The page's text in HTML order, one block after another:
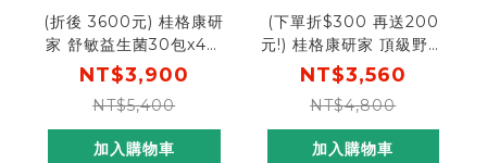
(折後 3600元) 桂格康研
家 舒敏益生菌30包x4盒
[結帳輸入go300，折後
價$3600]
NT$3,900
NT$5,400
加入購物車
(下單折$300 再送200
元!) 桂格康研家 頂級野生
魚油膠囊60粒x4盒 [輸碼
go300折300，折後
$3,260，再加送7-11超
商200元商品卡]
NT$3,560
NT$4,800
加入購物車